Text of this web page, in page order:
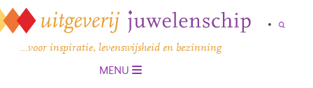
…voor inspiratie, levenswijsheid en bezinning
MENU